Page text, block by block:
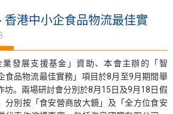
香港中小企食品物流最佳實
發展支援基金」資助、本會主辦的「智
食品物流最佳實務」項目於8月至9月期間舉
坊。兩場研討會分別於8月15日及9月18日假
分別按「食安營商放大鏡」及「全方位食安